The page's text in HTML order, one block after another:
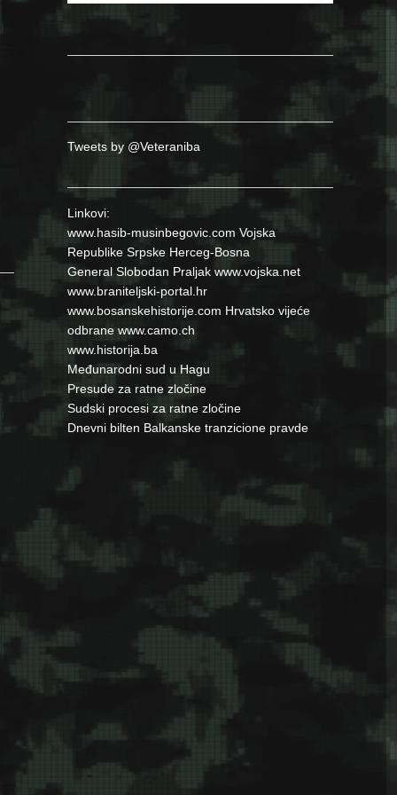
Tweets by @Veteraniba
Linkovi:
www.hasib-musinbegovic.com Vojska
Republike Srpske Herceg-Bosna
General Slobodan Praljak www.vojska.net
www.braniteljski-portal.hr
www.bosanskehistorije.com Hrvatsko vijeće
odbrane www.camo.ch
www.historija.ba
Međunarodni sud u Hagu
Presude za ratne zločine
Sudski procesi za ratne zločine
Dnevni bilten Balkanske tranzicione pravde